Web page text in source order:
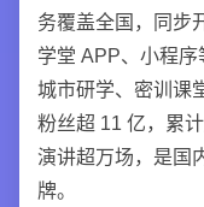
务覆盖全国，同步
学堂 APP、小程序
城市研学、密训课
粉丝超 11 亿，累
演讲超万场，是国
牌。